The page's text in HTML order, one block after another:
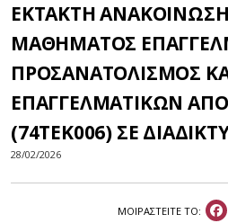
ΕΚΤΑΚΤΗ
ΜΑΘΗΜΑΤΟΣ
ΠΡΟΣΑΝΑΤΟΛΙΣΜΟΣ
ΕΠΑΓΓΕΛΜΑΤΙΚΩΝ
(74ΤΕΚ006) ΣΕ
28/02/2026
ΜΟΙΡΑΣΤEIΤΕ ΤΟ: